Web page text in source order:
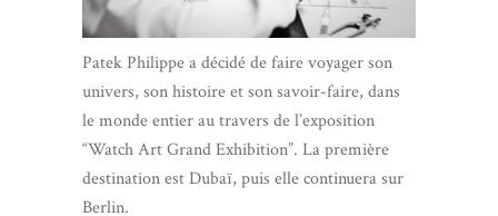
Patek Philippe a décidé de faire voyager son
univers, son histoire et son savoir-faire, dans
le monde entier au travers de l’exposition
“Watch Art Grand Exhibition”. La première
destination est Dubaï, puis elle continuera sur
Berlin.